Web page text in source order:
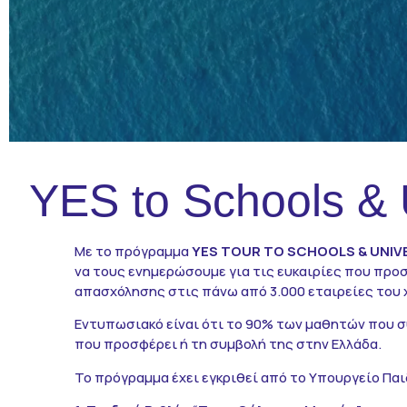
Μάθημα Ναυτιλίας
CV Platform
Επικοινωνία
YES to Schools &
Με το πρόγραμμαYES TOUR TO SCHOOLS &
να τους ενημερώσουμε για τις ευκαιρίες που
απασχόλησης στις πάνω από 3.000 εταιρείες του
Εντυπωσιακό είναι ότι το 90% των μαθητών που
που προσφέρει ή τη συμβολή της στην Ελλάδα.
Το πρόγραμμα έχει εγκριθεί από το Υπουργείο